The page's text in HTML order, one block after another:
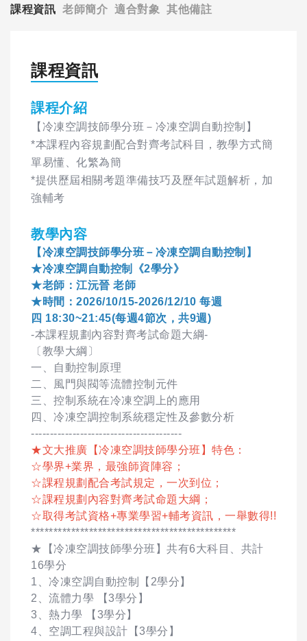
課程資訊 老師簡介 適合對象 其他備註
課程資訊
課程介紹
【冷凍空調技師學分班－冷凍空調自動控制】
*本課程內容規劃配合對齊考試科目，教學方式簡
單易懂、化繁為簡
*提供歷屆相關考題準備技巧及歷年試題解析，加
強輔考
教學內容
【冷凍空調技師學分班－冷凍空調自動控制】
★冷凍空調自動控制《2學分》
★老師：江沅晉 老師
★時間：2026/10/15-2026/12/10 每週
四 18:30~21:45(每週4節次，共9週)
-本課程規劃內容對齊考試命題大綱-
〔教學大綱〕
一、自動控制原理
二、風門與閥等流體控制元件
三、控制系統在冷凍空調上的應用
四、冷凍空調控制系統穩定性及參數分析
----------------------------------------
★文大推廣【冷凍空調技師學分班】特色：
☆學界+業界，最強師資陣容；
☆課程規劃配合考試規定，一次到位；
☆課程規劃內容對齊考試命題大綱；
☆取得考試資格+專業學習+輔考資訊，一舉數得!!
**********************************************
★【冷凍空調技師學分班】共有6大科目、共計
16學分
1、冷凍空調自動控制【2學分】
2、流體力學 【3學分】
3、熱力學 【3學分】
4、空調工程與設計【3學分】